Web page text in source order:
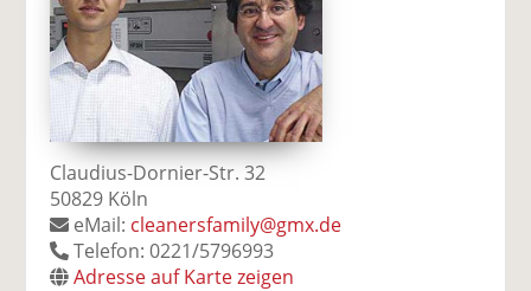
Claudius-Dornier-Str. 32
50829 Köln
eMail: cleanersfamily@gmx.de
Telefon: 0221/5796993
Adresse auf Karte zeigen